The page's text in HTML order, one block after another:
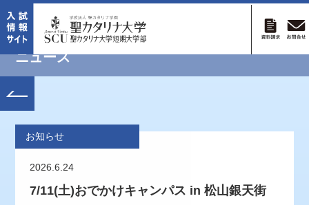
ニュース
お知らせ
2026.6.24
7/11(土)おでかけキャンパス in 松山銀天街